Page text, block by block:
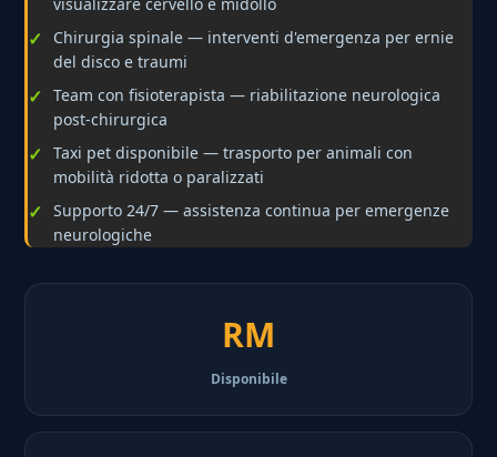
Chirurgia spinale — interventi d'emergenza per ernie
del disco e traumi
Team con fisioterapista — riabilitazione neurologica
post-chirurgica
Taxi pet disponibile — trasporto per animali con
mobilità ridotta o paralizzati
Supporto 24/7 — assistenza continua per emergenze
neurologiche
RM
Disponibile